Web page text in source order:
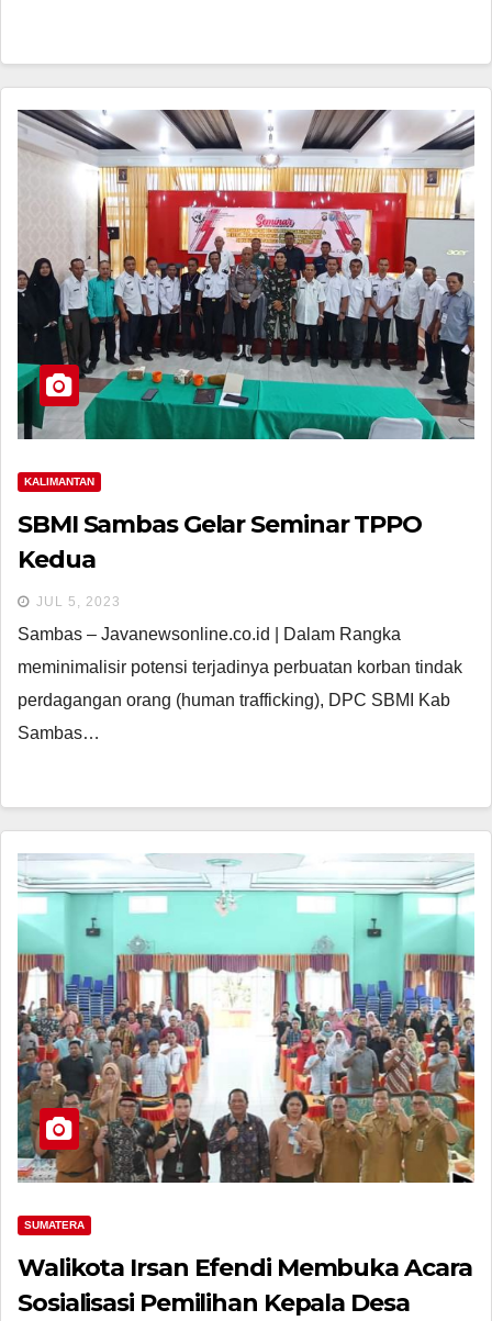
KALIMANTAN
SBMI Sambas Gelar Seminar TPPO
Kedua
JUL 5, 2023
Sambas – Javanewsonline.co.id | Dalam Rangka
meminimalisir potensi terjadinya perbuatan korban tindak
perdagangan orang (human trafficking), DPC SBMI Kab
Sambas…
SUMATERA
Walikota Irsan Efendi Membuka Acara
Sosialisasi Pemilihan Kepala Desa